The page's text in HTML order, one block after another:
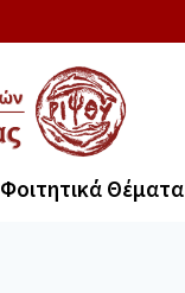
Φοιτητικά Θέματα